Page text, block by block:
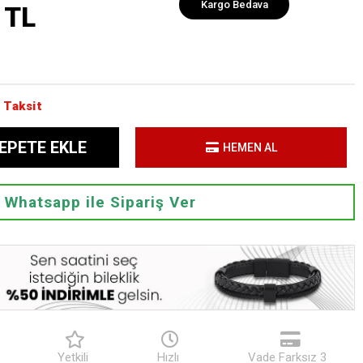
Kargo Bedava
Taksit
EKLE HEMEN AL
Whatsapp ile Sipariş Ver
Yetkili Hızlı Vade Farksız 3